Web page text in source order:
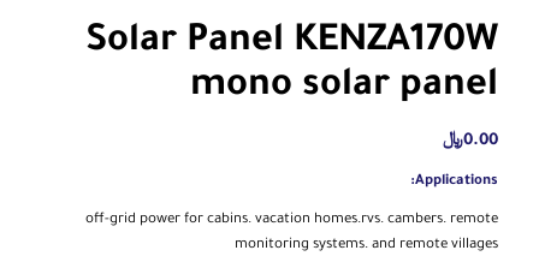
Solar Panel KENZA170W
mono solar panel
0.00﷼
Applications:
off-grid power for cabins. vacation homes.rvs. cambers. remote
monitoring systems. and remote villages